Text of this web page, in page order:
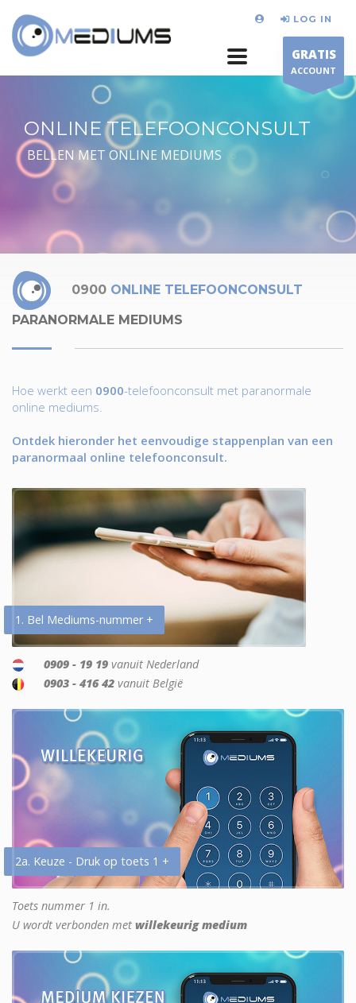
LOG IN
GRATIS
ACCOUNT
ONLINE TELEFOONCONSULT
BELLEN MET ONLINE MEDIUMS
0900 ONLINE TELEFOONCONSULT
PARANORMALE MEDIUMS
Hoe werkt een 0900-telefoonconsult met paranormale
online mediums.
Ontdek hieronder het eenvoudige stappenplan van een
paranormaal online telefoonconsult.
1. Bel Mediums-nummer +
0909 - 19 19 vanuit Nederland
0903 - 416 42 vanuit België
2a. Keuze - Druk op toets 1 +
Toets nummer 1 in.
U wordt verbonden met willekeurig medium